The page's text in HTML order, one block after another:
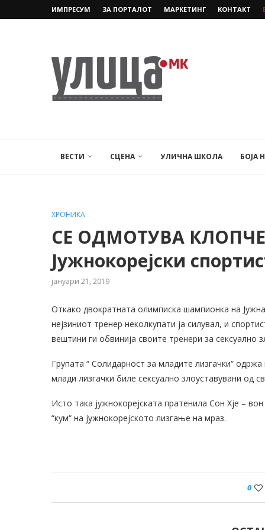
ИМПРЕСУМ ЗА ПОРТАЛОТ МАРКЕТИНГ КОНТАКТ
ВЕСТИ СЦЕНА УЛИЧНА ШКОЛА БОЈА
ХРОНИКА
СЕ ОДМОТУВА
Јужнокорејски
јануари 21, 2019
Откако двократната олимписка шампионка на
нејзиниот тренер неколкупати ја силувал, и
вештини ги обвинија своите тренери за сексуално
Групата “ Солидарност за младите лизгачки“
млади лизгачки биле сексуално злоуставувани од
Исто така јужнокорејската пратенила Сон Хје –
“кум“ на јужнокорејското лизгање на мраз.
0